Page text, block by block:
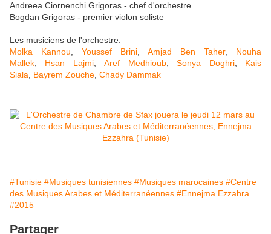
Andreea Ciornenchi Grigoras - chef d'orchestre
Bogdan Grigoras - premier violon soliste
Les musiciens de l'orchestre:
Molka Kannou
Youssef Brini,Amjad Ben Taher, Nouha
Mallek
Hsan Lajmi,Aref Medhioub,Sonya Doghri, Kais
Siala
Bayrem Zouche Chady Dammak
#Tunisie #Musiques tunisiennes #Musiques marocaines #Centre
des Musiques Arabes et Méditerranéennes #Ennejma Ezzahra
#2015
Partager